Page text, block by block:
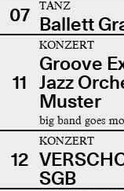
07
TANZ
Ballett
11
KONZERT
Groove
Jazz
Muster
big band goes
12
KONZERT
SGB